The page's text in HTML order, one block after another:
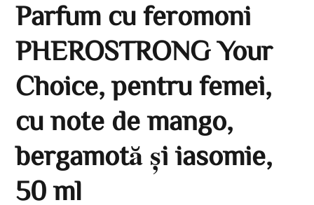
Parfum cu feromoni
PHEROSTRONG Your
Choice, pentru femei,
cu note de mango,
bergamotă și iasomie,
50 ml